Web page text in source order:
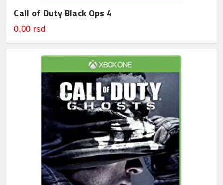
Call of Duty Black Ops 4
0,00 rsd